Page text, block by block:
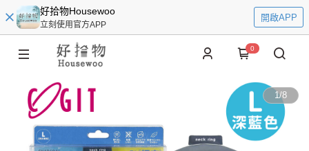
好拾物Housewoo
立刻使用官方APP
開啟APP
0
1/8